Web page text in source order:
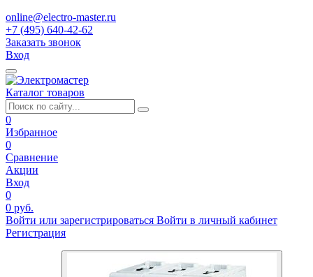
online@electro-master.ru
+7 (495) 640-42-62
Заказать звонок
Вход
Каталог товаров
0
Избранное
0
Сравнение
Акции
Вход
0
0 руб.
Войти или зарегистрироваться Войти в личный кабинет
Регистрация